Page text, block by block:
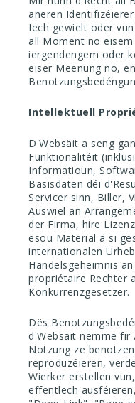
aneren
Iech gewielt oder
all Moment no
iergendengem oder
eiser Meenung no,
Intellektuell
D'Websäit a seng
Funktionalitéit
Informatioun,
Basisdaten déi
Servicer sinn, Biller,
Auswiel an
der Firma, hire
esou Material a si
internationalen
Handelsgeheimnis
propriétaire Rechter
Konkurrenzgesetzer.
Dës
d'Websäit nëmme fir
Notzung ze
reproduzéieren,
Wierker erstellen
ëffentlech